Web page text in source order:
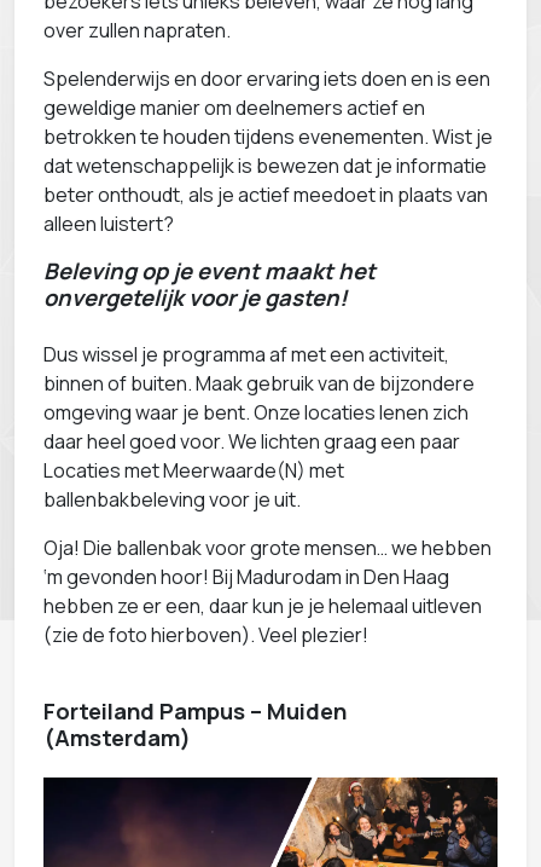
over zullen napraten.
Spelenderwijs en door ervaring iets doen en is een
geweldige manier om deelnemers actief en
betrokken te houden tijdens evenementen. Wist je
dat wetenschappelijk is bewezen dat je informatie
beter onthoudt, als je actief meedoet in plaats van
alleen luistert?
Beleving op je event maakt het
onvergetelijk voor je gasten!
Dus wissel je programma af met een activiteit,
binnen of buiten. Maak gebruik van de bijzondere
omgeving waar je bent. Onze locaties lenen zich
daar heel goed voor. We lichten graag een paar
Locaties met Meerwaarde(N) met
ballenbakbeleving voor je uit.
Oja! Die ballenbak voor grote mensen… we hebben
‘m gevonden hoor! Bij Madurodam in Den Haag
hebben ze er een, daar kun je je helemaal uitleven
(zie de foto hierboven). Veel plezier!
Forteiland Pampus – Muiden
(Amsterdam)